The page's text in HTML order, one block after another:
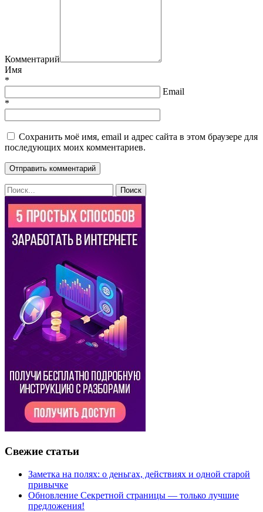
Комментарий
Имя
*
Email
*
Сохранить моё имя, email и адрес сайта в этом браузере для
последующих моих комментариев.
Свежие статьи
Заметка на полях: о деньгах, действиях и одной старой
привычке
Обновление Секретной страницы — только лучшие
предложения!